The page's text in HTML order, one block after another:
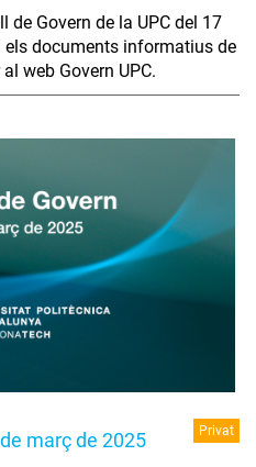
de Govern de la UPC del 17
els documents informatius de
web Govern UPC.
març de 2025 Privat